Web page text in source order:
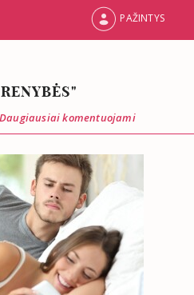
PAŽINTYS
Daugiausiai komentuojami